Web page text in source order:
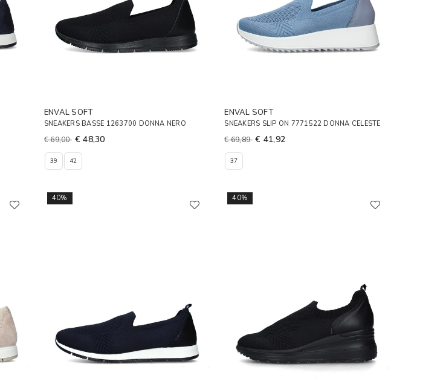
ENVAL SOFT
SNEAKERS BASSE 1263700 DONNA NERO
€ 69,00 € 48,30
39 42
ENVAL SOFT
SNEAKERS SLIP ON 7771522 DONNA CELESTE
€ 69,89 € 41,92
37
40% 40%